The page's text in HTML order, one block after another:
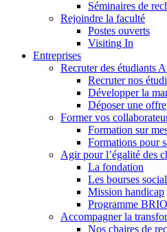
Séminaires de
Rejoindre la faculté
Postes ouverts
Visiting In
Entreprises
Recruter des étudiants
Recruter nos
Développer la
Déposer une offre
Former vos
Formation sur
Formations pour
Agir pour l’égalité des
La fondation
Les bourses
Mission handicap
Programme BRIO
Accompagner la
Nos chaires de